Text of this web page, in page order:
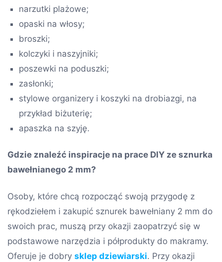
narzutki plażowe;
opaski na włosy;
broszki;
kolczyki i naszyjniki;
poszewki na poduszki;
zasłonki;
stylowe organizery i koszyki na drobiazgi, na
przykład biżuterię;
apaszka na szyję.
Gdzie znaleźć inspiracje na prace DIY ze sznurka
bawełnianego 2 mm?
Osoby, które chcą rozpocząć swoją przygodę z
rękodziełem i zakupić sznurek bawełniany 2 mm do
swoich prac, muszą przy okazji zaopatrzyć się w
podstawowe narzędzia i półprodukty do makramy.
Oferuje je dobry sklep dziewiarski. Przy okazji